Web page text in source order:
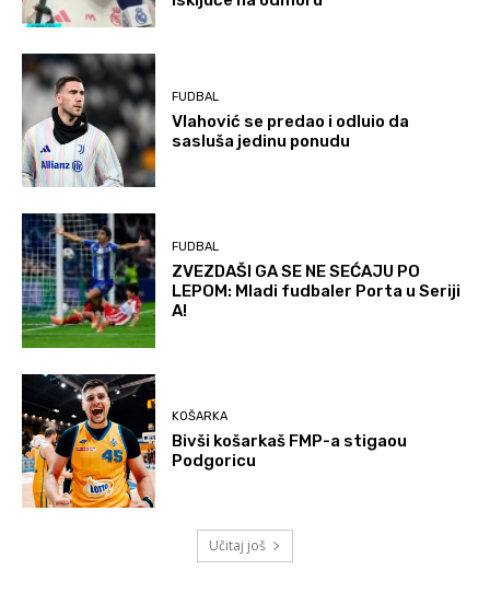
FUDBAL
Vlahović se predao i odluio da
sasluša jedinu ponudu
FUDBAL
ZVEZDAŠI GA SE NE SEĆAJU PO
LEPOM: Mladi fudbaler Porta u Seriji
A!
KOŠARKA
Bivši košarkaš FMP-a stigaou
Podgoricu
Učitaj još